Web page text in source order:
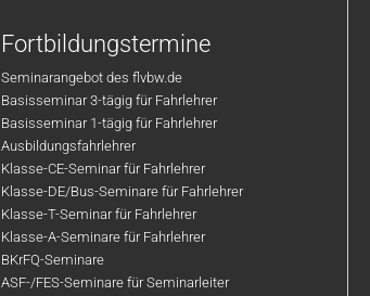
Fortbildungstermine
Seminarangebot des flvbw.de
Basisseminar 3-tägig für Fahrlehrer
Basisseminar 1-tägig für Fahrlehrer
Ausbildungsfahrlehrer
Klasse-CE-Seminar für Fahrlehrer
Klasse-DE/Bus-Seminare für Fahrlehrer
Klasse-T-Seminar für Fahrlehrer
Klasse-A-Seminare für Fahrlehrer
BKrFQ-Seminare
ASF-/FES-Seminare für Seminarleiter